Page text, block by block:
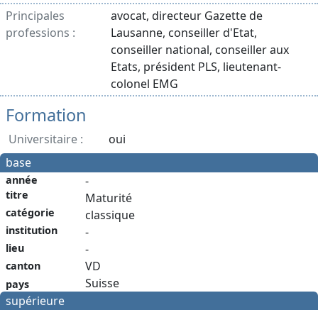
Principales
professions :
avocat, directeur Gazette de
Lausanne, conseiller d'Etat,
conseiller national, conseiller aux
Etats, président PLS, lieutenant-
colonel EMG
Formation
Universitaire :
oui
base
année
titre
catégorie
institution
lieu
canton
pays
-
Maturité
classique
-
-
VD
Suisse
supérieure